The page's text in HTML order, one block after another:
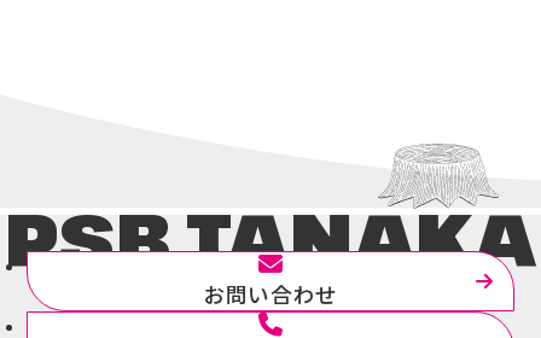
PSB.TANAKA
お問い合わせ